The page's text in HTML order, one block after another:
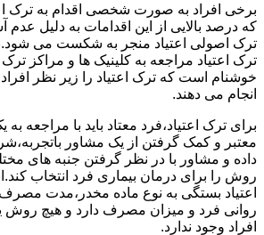
برخی افراد به صورت شخصی اقدام به ترک
که درصد بالایی از این اقدامات به دلیل عدم
ترک اصولی اعتیاد منجر به شکست می
ترک اعتیاد مراجعه به کلینیک ها و مراکز ترک
خوشنام است که ترک اعتیاد را زیر نظر
انجام می دهند.
برای ترک اعتیاد،فرد معتاد باید با مراجعه
معتبر و کمک گرفتن از یک مشاور
داده و مشاور با در نظر گرفتن جنبه های
روش را برای درمان بیماری فرد انتخاب
اعتیاد بستگی به نوع ماده مخدر،مدت
روانی فرد و میزان مصرف دارد و هیچ روش
افراد وجود ندارد.